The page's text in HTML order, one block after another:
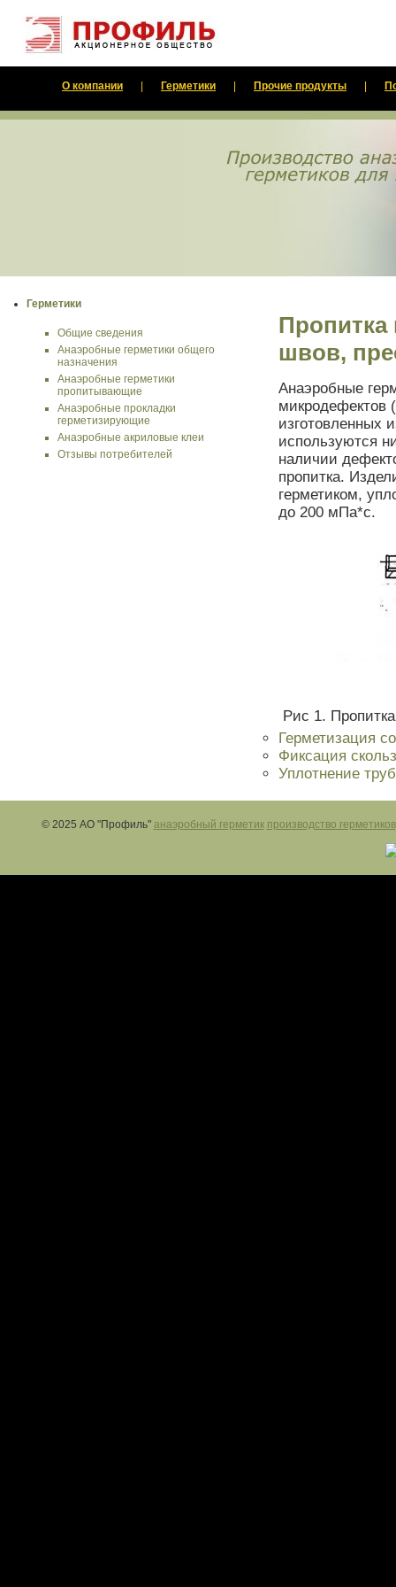
О компании Герметики Прочие продукты
Герметики
Общие сведения
Анаэробные герметики общего
назначения
Анаэробные герметики
пропитывающие
Анаэробные прокладки
герметизирующие
Анаэробные акриловые клеи
Отзывы потребителей
Пропитка
швов,
Анаэробные
микродефектов
изготовленных
используются
наличии
пропитка.
герметиком,
до 200 мПа*с.
Рис 1.
Герметизация
Фиксация
Уплотнение
© 2025 АО "Профиль" анаэробный герметик производство герметиков